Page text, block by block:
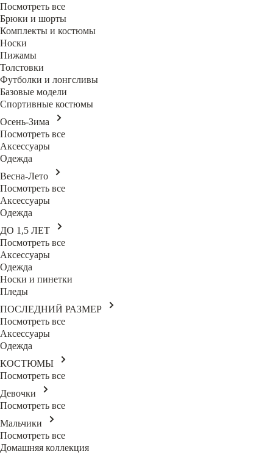
Посмотреть все
Брюки и шорты
Комплекты и костюмы
Носки
Пижамы
Толстовки
Футболки и лонгсливы
Базовые модели
Спортивные костюмы
Осень-Зима
Посмотреть все
Аксессуары
Одежда
Весна-Лето
Посмотреть все
Аксессуары
Одежда
ДО 1,5 ЛЕТ
Посмотреть все
Аксессуары
Одежда
Носки и пинетки
Пледы
ПОСЛЕДНИЙ РАЗМЕР
Посмотреть все
Аксессуары
Одежда
КОСТЮМЫ
Посмотреть все
Девочки
Посмотреть все
Мальчики
Посмотреть все
Домашняя коллекция